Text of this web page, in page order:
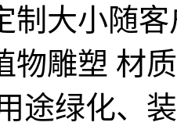
制 大小随
物雕塑 材质
途绿化、